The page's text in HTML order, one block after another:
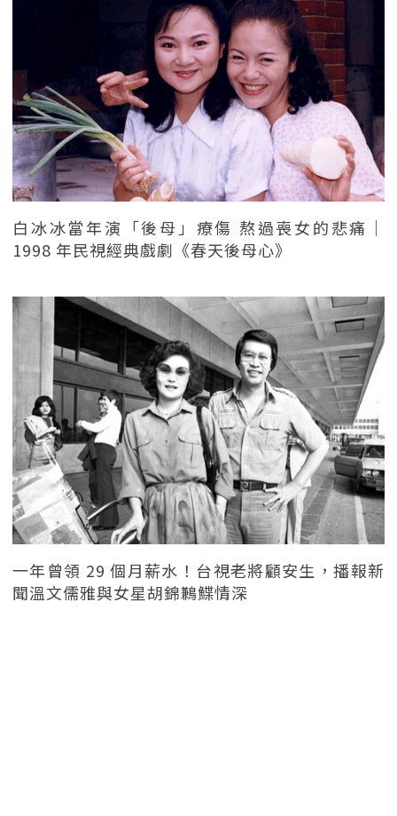
白冰冰當年演「後母」療傷 熬過喪女的悲痛｜
1998 年民視經典戲劇《春天後母心》
一年曾領 29 個月薪水！台視老將顧安生，播報新
聞溫文儒雅與女星胡錦鶼鰈情深